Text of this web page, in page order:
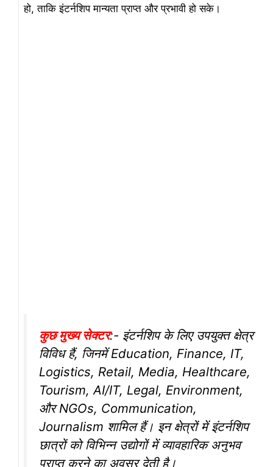
हो, ताकि इंटर्नशिप मान्यता प्राप्त और प्रभावी हो सके।
कुछ मुख्य सेक्टर:- इंटर्नशिप के लिए उपयुक्त क्षेत्र
विविध हैं, जिनमें Education, Finance, IT,
Logistics, Retail, Media, Healthcare,
Tourism, AI/IT, Legal, Environment,
और NGOs, Communication,
Journalism शामिल हैं। इन क्षेत्रों में इंटर्नशिप
छात्रों को विभिन्न उद्योगों में व्यावहारिक अनुभव
प्राप्त करने का अवसर देती है।